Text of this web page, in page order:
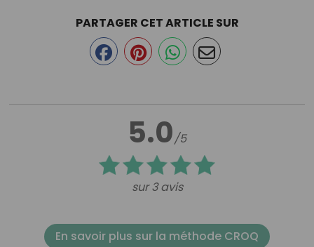
5.0/5
sur 3 avis
PARTAGER CET ARTICLE SUR
En savoir plus sur la méthode CROQ